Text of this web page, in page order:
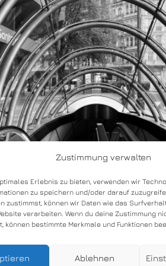
Zustimmung verwalten
Erlebnis zu bieten, verwenden wir
zu speichern und/oder darauf
zustimmst, können wir Daten wie das
verarbeiten. Wenn du deine Zustimmung
können bestimmte Merkmale und Funktionen
Ablehnen
kontakt impressum